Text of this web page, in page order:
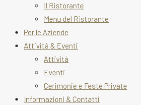
Il Ristorante
Menu del Ristorante
Per le Aziende
Attività & Eventi
Attività
Eventi
Cerimonie e Feste Private
Informazioni & Contatti